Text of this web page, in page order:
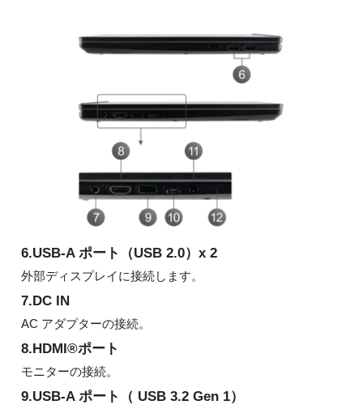
6.USB-A ポート（USB 2.0）x 2
外部ディスプレイに接続します。
7.DC IN
AC アダプターの接続。
8.HDMI®ポート
モニターの接続。
9.USB-A ポート（ USB 3.2 Gen 1）